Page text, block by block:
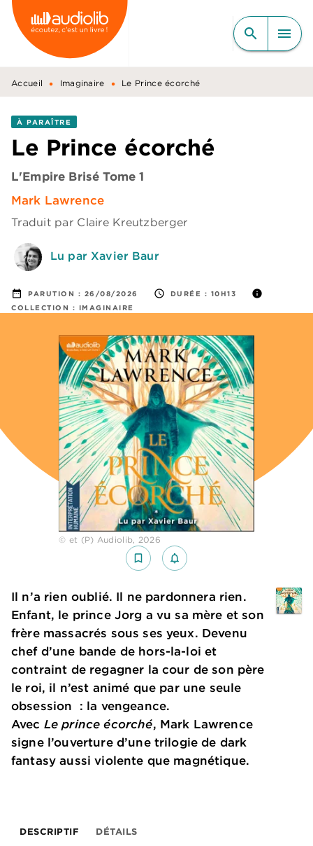
MENU RECHERCHE
CONTENU
PIED DE PAGE
search menu
Accueil • Imaginaire • Le Prince écorché
À PARAÎTRE
Le Prince écorché
L'Empire Brisé Tome 1
Mark Lawrence
Traduit par Claire Kreutzberger
Lu par Xavier Baur
date_range PARUTION : 26/08/2026 access_time DURÉE : 10H13 info
COLLECTION : IMAGINAIRE
© et (P) Audiolib, 2026
bookmark_border notifications_none_outlined
Il n’a rien oublié. Il ne pardonnera rien.
Enfant, le prince Jorg a vu sa mère et son
frère massacrés sous ses yeux. Devenu
chef d’une bande de hors-la-loi et
contraint de regagner la cour de son père
le roi, il n’est animé que par une seule
obsession : la vengeance.
Avec Le prince écorché, Mark Lawrence
signe l’ouverture d’une trilogie de dark
fantasy aussi violente que magnétique.
DESCRIPTIF DÉTAILS